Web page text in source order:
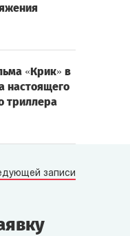
«Крик» в
настоящего
триллера
записи